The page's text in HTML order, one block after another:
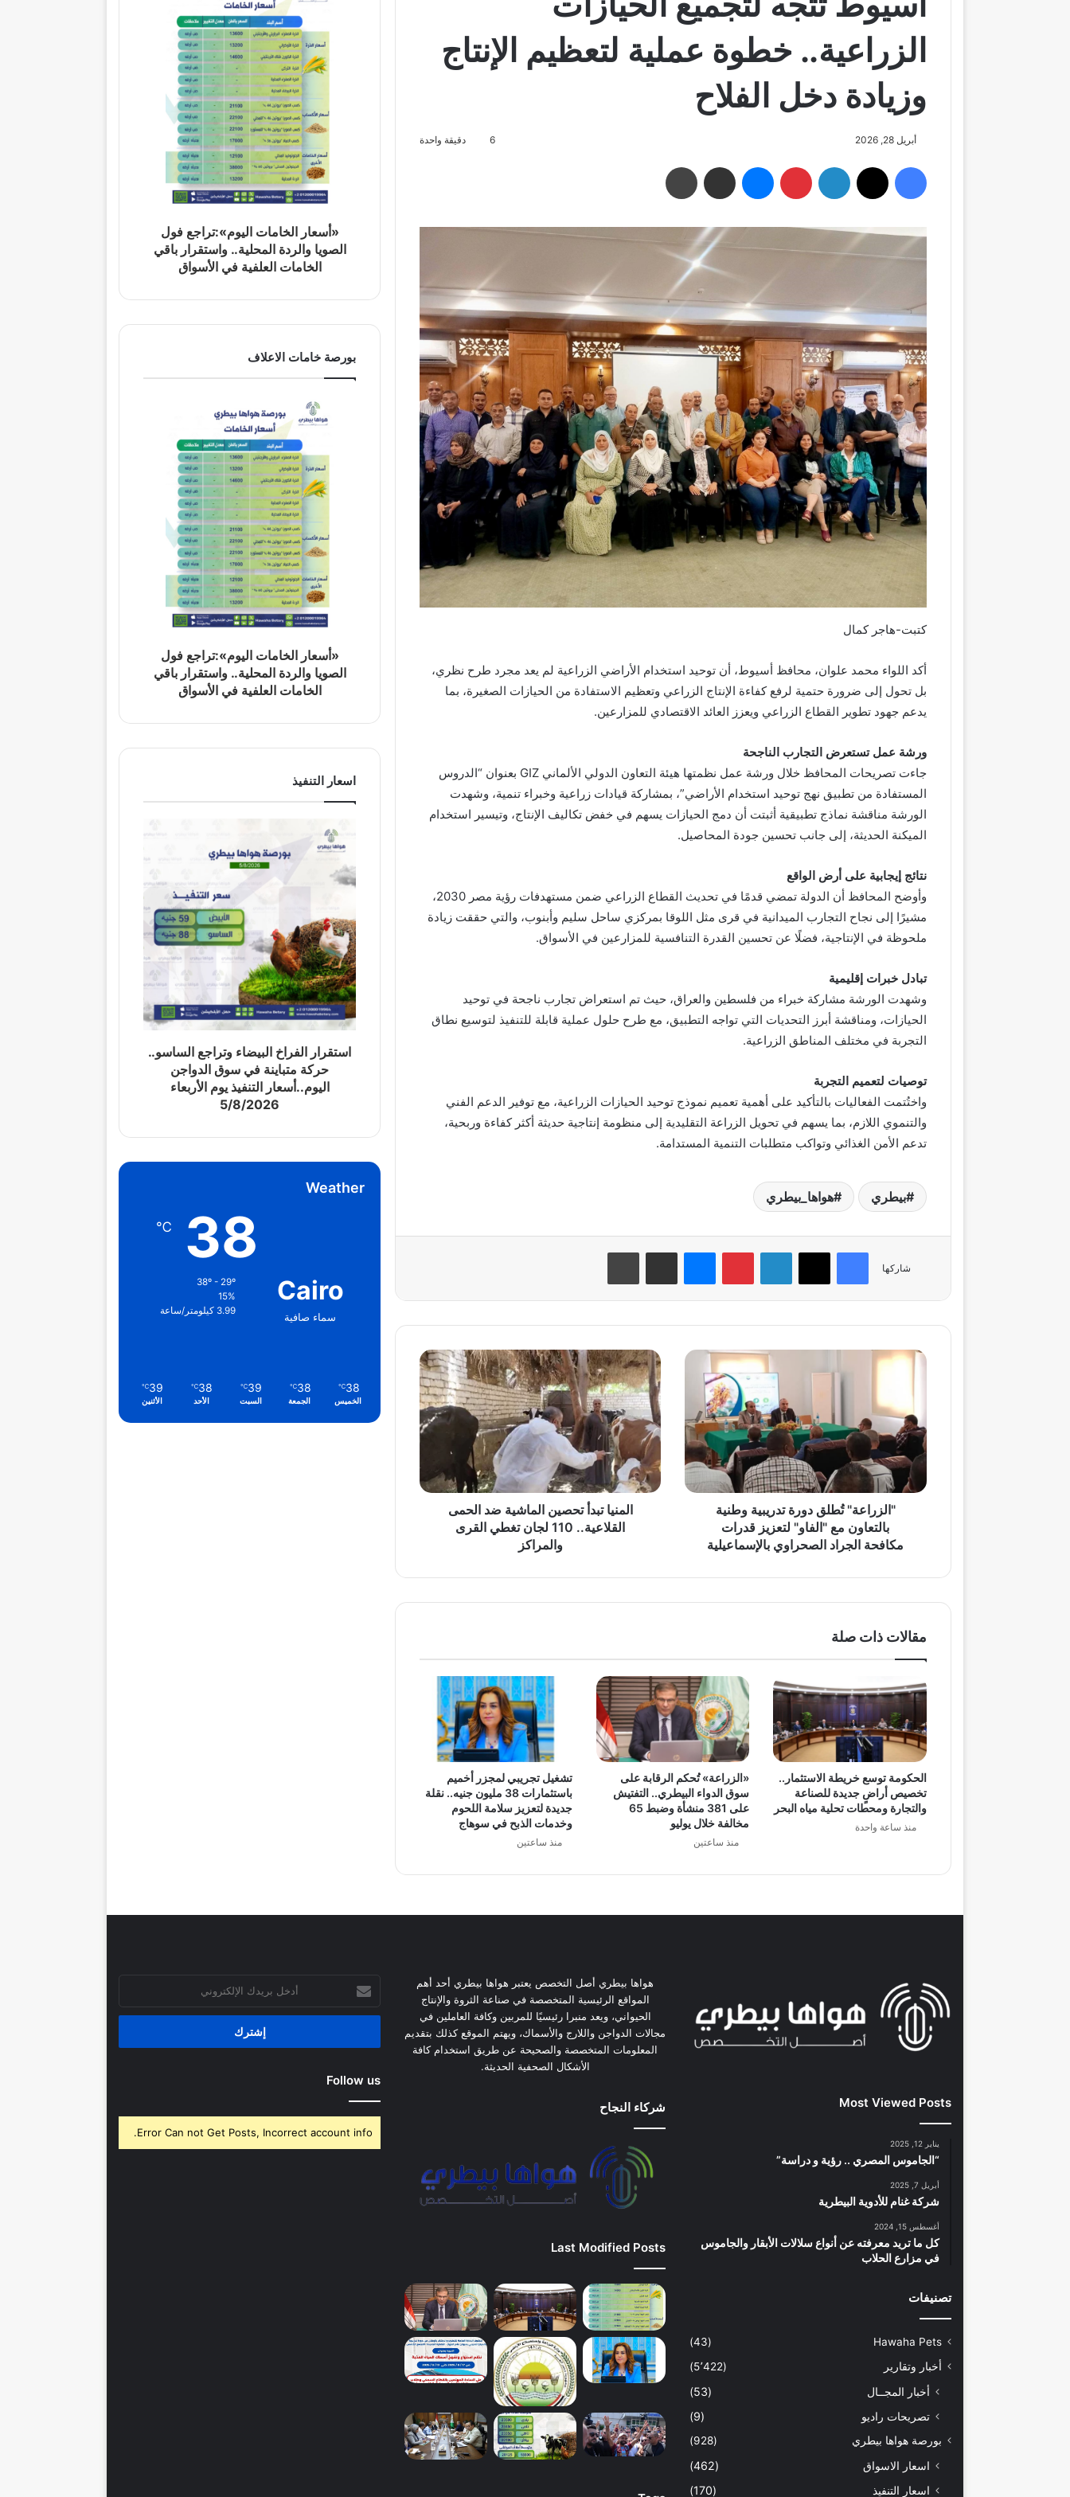
الزراعية.. خطوة عملية لتعظيم الإنتاج
وزيادة دخل الفلاح
أبريل 28, 2026 6 دقيقة واحدة
فيسبوك لينكدإن بينتيريست ماسنجر مشاركة عبر البريد
كتبت-هاجر كمال
أكد اللواء محمد علوان، محافظ أسيوط، أن توحيد استخدام الأراضي الزراعية لم يعد مجرد طرح نظري،
بل تحول إلى ضرورة حتمية لرفع كفاءة الإنتاج الزراعي وتعظيم الاستفادة من الحيازات الصغيرة، بما
يدعم جهود تطوير القطاع الزراعي ويعزز العائد الاقتصادي للمزارعين.
ورشة عمل تستعرض التجارب الناجحة
جاءت تصريحات المحافظ خلال ورشة عمل نظمتها هيئة التعاون الدولي الألماني GIZ بعنوان “الدروس
المستفادة من تطبيق نهج توحيد استخدام الأراضي”، بمشاركة قيادات زراعية وخبراء تنمية، وشهدت
الورشة مناقشة نماذج تطبيقية أثبتت أن دمج الحيازات يسهم في خفض تكاليف الإنتاج، وتيسير استخدام
الميكنة الحديثة، إلى جانب تحسين جودة المحاصيل.
نتائج إيجابية على أرض الواقع
وأوضح المحافظ أن الدولة تمضي قدمًا في تحديث القطاع الزراعي ضمن مستهدفات رؤية مصر 2030،
مشيرًا إلى نجاح التجارب الميدانية في قرى مثل اللوقا بمركزي ساحل سليم وأبنوب، والتي حققت زيادة
ملحوظة في الإنتاجية، فضلًا عن تحسين القدرة التنافسية للمزارعين في الأسواق.
تبادل خبرات إقليمية
وشهدت الورشة مشاركة خبراء من فلسطين والعراق، حيث تم استعراض تجارب ناجحة في توحيد
الحيازات، ومناقشة أبرز التحديات التي تواجه التطبيق، مع طرح حلول عملية قابلة للتنفيذ لتوسيع نطاق
التجربة في مختلف المناطق الزراعية.
توصيات لتعميم التجربة
واختُتمت الفعاليات بالتأكيد على أهمية تعميم نموذج توحيد الحيازات الزراعية، مع توفير الدعم الفني
والتنموي اللازم، بما يسهم في تحويل الزراعة التقليدية إلى منظومة إنتاجية حديثة أكثر كفاءة وربحية،
تدعم الأمن الغذائي وتواكب متطلبات التنمية المستدامة.
بيطري هواها_بيطري
شاركها
فيسبوك ‫X لينكدإن بينتيريستماسنجر مشاركة عبر البريد طباعة
"الزراعة"
تدريبية
وطنية
بالتعاون
مع
"الفاو"
لتعزيز
"الزراعة" تُطلق دورة تدريبية وطنية
بالتعاون مع "الفاو" لتعزيز قدرات
مكافحة الجراد الصحراوي بالإسماعيلية
المنيا
تبدأ
تحصين
الماشية
ضد
الحمى
القلاعية..
110
لجان
المنيا تبدأ تحصين الماشية ضد الحمى
القلاعية.. 110 لجان تغطي القرى
والمراكز
مقالات ذات صلة
الحكومة توسع خريطة الاستثمار..
تخصيص أراضٍ جديدة للصناعة
والتجارة ومحطات تحلية مياه البحر
منذ ساعة واحدة
«الزراعة» تُحكم الرقابة على
سوق الدواء البيطري.. التفتيش
على 381 منشأة وضبط 65
مخالفة خلال يوليو
منذ ساعتين
تشغيل تجريبي لمجزر أخميم
باستثمارات 38 مليون جنيه.. نقلة
جديدة لتعزيز سلامة اللحوم
وخدمات الذبح في سوهاج
منذ ساعتين
«أسعار الخامات اليوم»:تراجع فول
الصويا والردة المحلية.. واستقرار باقي
الخامات العلفية في الأسواق
بورصة خامات الاعلاف
«أسعار الخامات اليوم»:تراجع فول
الصويا والردة المحلية.. واستقرار باقي
الخامات العلفية في الأسواق
اسعار التنفيذ
استقرار الفراخ البيضاء وتراجع الساسو..
حركة متباينة في سوق الدواجن
اليوم..أسعار التنفيذ يوم الأربعاء
5/8/2026
Weather
Cairo
سماء صافية
38
℃
38º - 29º
15%
3.99 كيلومتر/ساعة
38
℃
الخميس
38
℃
الجمعة
39
℃
السبت
38
℃
الأحد
39
℃
الأثنين
Most Viewed Posts
يناير 12, 2025
“الجاموس المصري .. رؤية و دراسة”
أبريل 7, 2025
شركة غنام للأدوية البيطرية
أغسطس 15, 2024
كل ما تريد معرفته عن أنواع سلالات الأبقار والجاموس
في مزارع الحلاب
تصنيفات
Hawaha Pets
(43)
أخبار وتقارير
(5٬422)
أخبار المجــال
(53)
تصريحات راديو
(9)
بورصة هواها بيطري (928)
اسعار الاسواق
(462)
اسعار التنفيذ
(170)
هواها بيطري أصل التخصص يعتبر هواها بيطري أحد أهم
المواقع الرئيسية المتخصصة في صناعة الثروة والإنتاج
الحيواني، ويعد منبرا رئيسيًا للمربين وكافة العاملين في
مجالات الدواجن واللارج والأسماك، ويهتم الموقع كذلك بتقديم
المعلومات المتخصصة والصحيحة عن طريق استخدام كافة
الأشكال الصحفية الحديثة.
شركاء النجاح
Last Modified Posts
بريدك
الإلكتروني
Follow us
Error Can not Get Posts, Incorrect account info.